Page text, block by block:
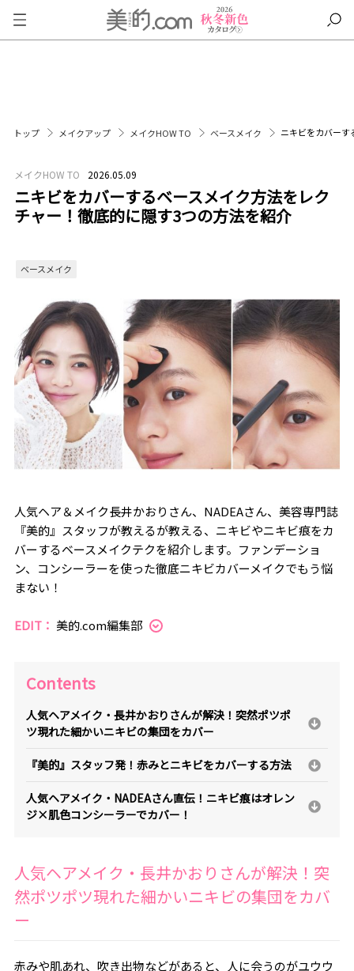
トップ メイクアップ メイクHOW TO ベースメイク ニキビをカバーす
メイクHOW TO 2026.05.09
ニキビをカバーするベースメイク方法をレク
チャー！徹底的に隠す3つの方法を紹介
ベースメイク
人気ヘア＆メイク長井かおりさん、NADEAさん、美容専門誌
『美的』スタッフが教えるが教える、ニキビやニキビ痕をカ
バーするベースメイクテクを紹介します。ファンデーショ
ン、コンシーラーを使った徹底ニキビカバーメイクでもう悩
まない！
EDIT： 美的.com編集部
Contents
人気ヘアメイク・長井かおりさんが解決！突然ポツポ
ツ現れた細かいニキビの集団をカバー
『美的』スタッフ発！赤みとニキビをカバーする方法
人気ヘアメイク・NADEAさん直伝！ニキビ痕はオレン
ジ×肌色コンシーラーでカバー！
人気ヘアメイク・長井かおりさんが解決！突
然ポツポツ現れた細かいニキビの集団をカバ
ー
赤みや肌あれ、吹き出物などがあると、人に会うのがユウウ